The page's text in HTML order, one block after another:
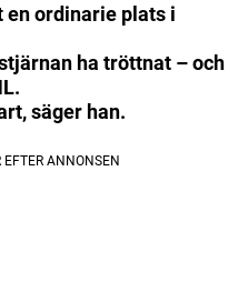
ordinarie plats i
ha tröttnat – och
säger han.